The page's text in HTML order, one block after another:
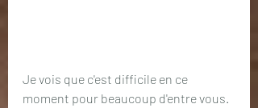
Je vois que c'est difficile en ce
moment pour beaucoup d'entre vous.